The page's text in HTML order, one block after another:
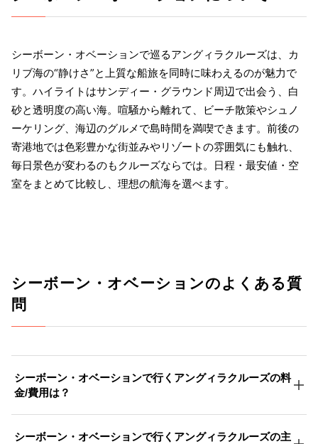
シーボーン・オベーションで巡るアングィラクルーズは、カ
リブ海の“静けさ”と上質な船旅を同時に味わえるのが魅力で
す。ハイライトはサンディー・グラウンド周辺で出会う、白
砂と透明度の高い海。喧騒から離れて、ビーチ散策やシュノ
ーケリング、海辺のグルメで島時間を満喫できます。前後の
寄港地では色彩豊かな街並みやリゾートの雰囲気にも触れ、
毎日景色が変わるのもクルーズならでは。日程・最安値・空
室をまとめて比較し、理想の航海を選べます。
シーボーン・オベーションのよくある質
問
シーボーン・オベーションで行くアングィラクルーズの料
金/費用は？
シーボーン・オベーションで行くアングィラクルーズの主